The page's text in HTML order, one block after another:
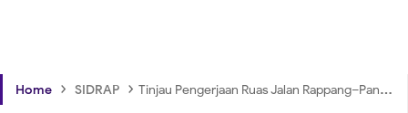
Home › SIDRAP › Tinjau Pengerjaan Ruas Jalan Rappang–Pangkajene, Gubernur Sulsel Harapkan Manfaat Optimal bagi Warga